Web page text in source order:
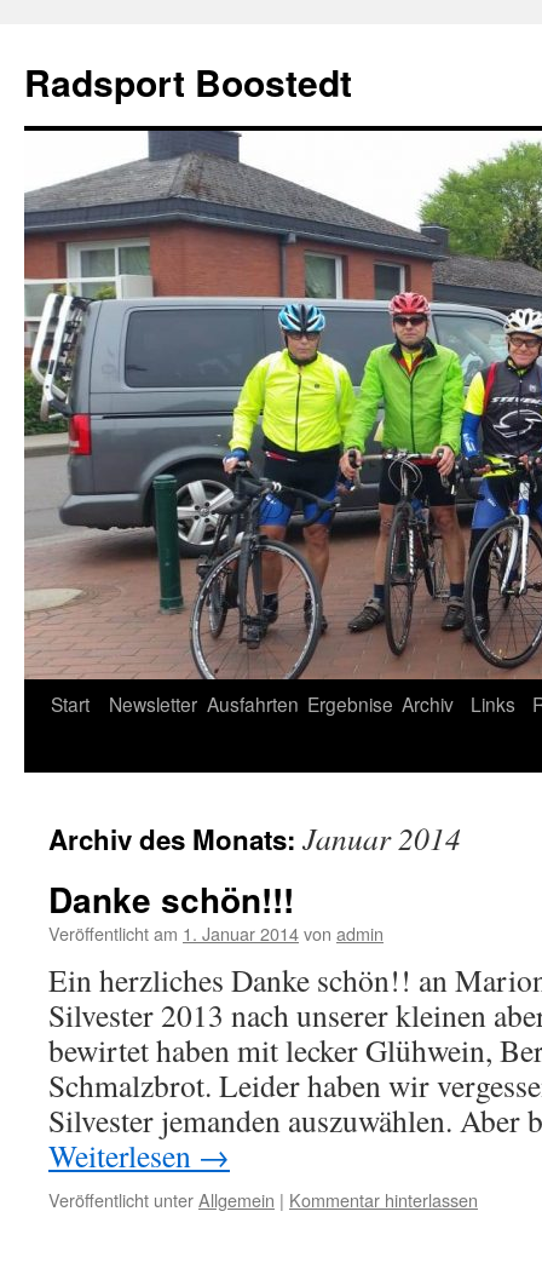
springen
Radsport Boostedt
Start Newsletter Ausfahrten Ergebnise Archiv Links
Archiv des Monats: Januar 2014
Danke schön!!!
Veröffentlicht am 1. Januar 2014von admin
Ein herzliches Danke schön!! an
Silvester 2013 nach unserer kleinen
bewirtet haben mit lecker Glühwein,
Schmalzbrot. Leider haben wir
Silvester jemanden auszuwählen.
Weiterlesen →
Veröffentlicht unterAllgemein | Kommentar hinterlassen